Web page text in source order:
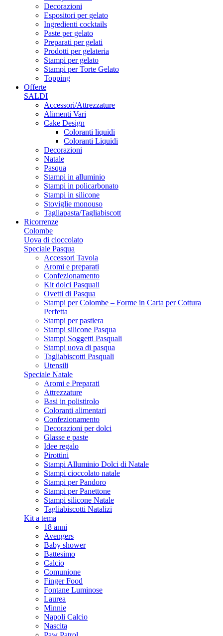
Decorazioni
Espositori per gelato
Ingredienti cocktails
Paste per gelato
Preparati per gelati
Prodotti per gelateria
Stampi per gelato
Stampi per Torte Gelato
Topping
Offerte
SALDI
Accessori/Attrezzature
Alimenti Vari
Cake Design
Coloranti liquidi
Coloranti Liquidi
Decorazioni
Natale
Pasqua
Stampi in alluminio
Stampi in policarbonato
Stampi in silicone
Stoviglie monouso
Tagliapasta/Tagliabiscott
Ricorrenze
Colombe
Uova di cioccolato
Speciale Pasqua
Accessori Tavola
Aromi e preparati
Confezionamento
Kit dolci Pasquali
Ovetti di Pasqua
Stampi per Colombe – Forme in Carta per Cottura
Perfetta
Stampi per pastiera
Stampi silicone Pasqua
Stampi Soggetti Pasquali
Stampi uova di pasqua
Tagliabiscotti Pasquali
Utensili
Speciale Natale
Aromi e Preparati
Attrezzature
Basi in polistirolo
Coloranti alimentari
Confezionamento
Decorazioni per dolci
Glasse e paste
Idee regalo
Pirottini
Stampi Alluminio Dolci di Natale
Stampi cioccolato natale
Stampi per Pandoro
Stampi per Panettone
Stampi silicone Natale
Tagliabiscotti Natalizi
Kit a tema
18 anni
Avengers
Baby shower
Battesimo
Calcio
Comunione
Finger Food
Fontane Luminose
Laurea
Minnie
Napoli Calcio
Nascita